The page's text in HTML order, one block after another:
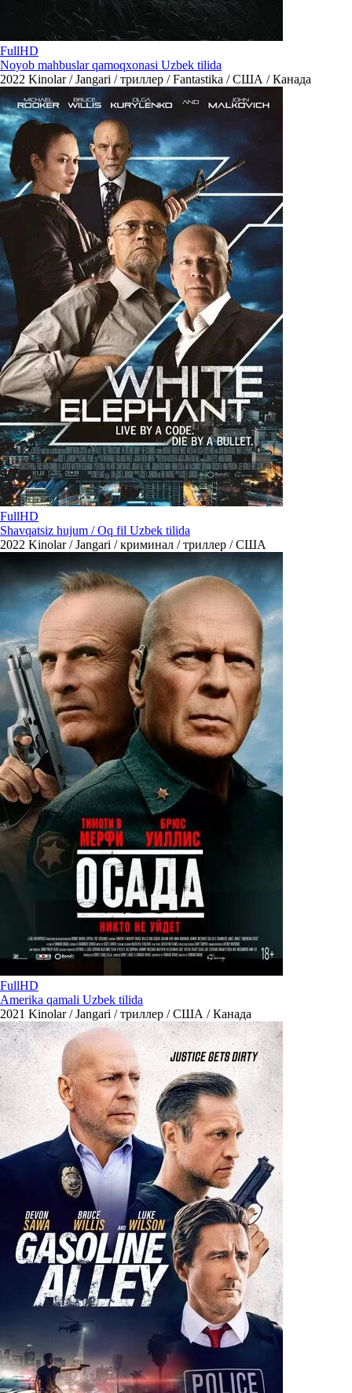
FullHD
Noyob mahbuslar qamoqxonasi Uzbek tilida
2022 Kinolar / Jangari / триллер / Fantastika / США / Канада
FullHD
Shavqatsiz hujum / Oq fil Uzbek tilida
2022 Kinolar / Jangari / криминал / триллер / США
FullHD
Amerika qamali Uzbek tilida
2021 Kinolar / Jangari / триллер / США / Канада